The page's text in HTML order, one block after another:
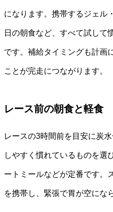
になります。携帯するジェル
日の朝食など、すべて試して
です。補給タイミングも計画
ことが完走につながります。
レース前の朝食と軽食
レースの3時間前を目安に炭
しやすく慣れているものを選
ートミールなどが定番です。
を携帯し、緊張で胃が空にな